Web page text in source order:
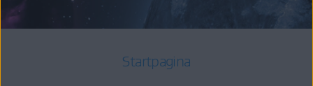
Startpagina